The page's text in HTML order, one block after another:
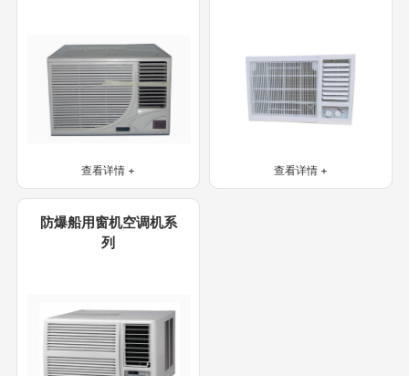
项目案例
关于我们
查看详情 + 查看详情 +
防爆船用窗机空调机系
列